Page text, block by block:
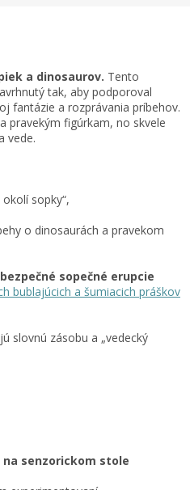
a dinosaurov. Tento
tak, aby podporoval
fantázie a rozprávania príbehov.
pravekým figúrkam, no skvele
vede.
sopky“,
o dinosaurách a pravekom
bezpečné sopečné erupcie
bublajúcich a šumiacich práškov
slovnú zásobu a „vedecký
senzorickom stole